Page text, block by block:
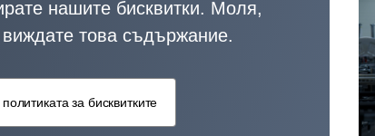
нашите бисквитки. Моля,
това съдържание.
за бисквитките